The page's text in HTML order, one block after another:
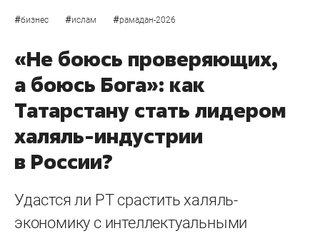
#бизнес #ислам #рамадан-2026
«Не боюсь проверяющих,
а боюсь Бога»: как
Татарстану стать лидером
халяль-индустрии
в России?
Удастся ли РТ срастить халяль-
экономику с интеллектуальными